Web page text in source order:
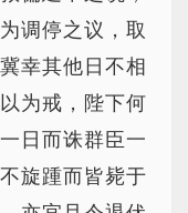
调停之议，取
幸其他日不相
为戒，陛下何
日而诛群臣一
旋踵而皆毙于